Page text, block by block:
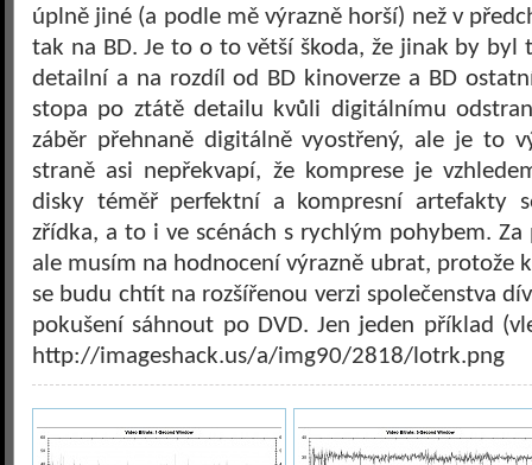
úplně jiné (a podle mě výrazně horší) než v
tak na BD. Je to o to větší škoda, že jinak by
detailní a na rozdíl od BD kinoverze a BD
stopa po ztátě detailu kvůli digitálnímu
záběr přehnaně digitálně vyostřený, ale je to
straně asi nepřekvapí, že komprese je
disky téměř perfektní a kompresní artefakty
zřídka, a to i ve scénách s rychlým pohybem.
ale musím na hodnocení výrazně ubrat, protože
se budu chtít na rozšířenou verzi společenstva
pokušení sáhnout po DVD. Jen jeden příklad
http://imageshack.us/a/img90/2818/lotrk.png